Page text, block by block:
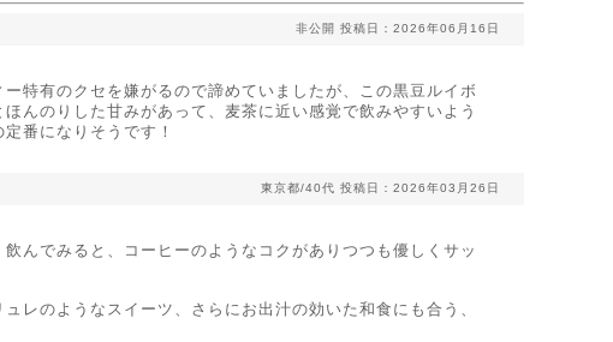
非公開 投稿日：2026年06月16日
特有のクセを嫌がるので諦めていましたが、この黒豆ルイボ
んのりした甘みがあって、麦茶に近い感覚で飲みやすいよう
番になりそうです！
東京都/40代 投稿日：2026年03月26日
んでみると、コーヒーのようなコクがありつつも優しくサッ
レのようなスイーツ、さらにお出汁の効いた和食にも合う、